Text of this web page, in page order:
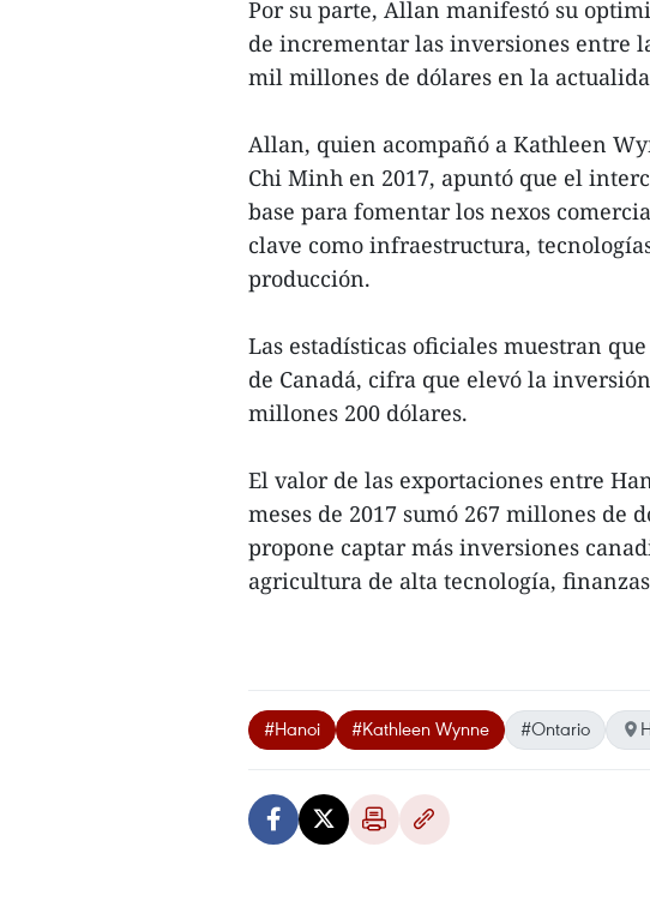
Por su parte, Allan manifestó su
de incrementar las inversiones entre
mil millones de dólares en la
Allan, quien acompañó a Kathleen
Chi Minh en 2017, apuntó que el
base para fomentar los nexos
clave como infraestructura,
producción.
Las estadísticas oficiales muestran
de Canadá, cifra que elevó la
millones 200 dólares.
El valor de las exportaciones entre
meses de 2017 sumó 267 millones de
propone captar más inversiones
agricultura de alta tecnología,
#Hanoi #Kathleen Wynne #Ontario